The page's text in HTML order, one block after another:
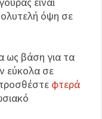
όψη σε
ως βάση για τα
εύκολα σε
φτερά